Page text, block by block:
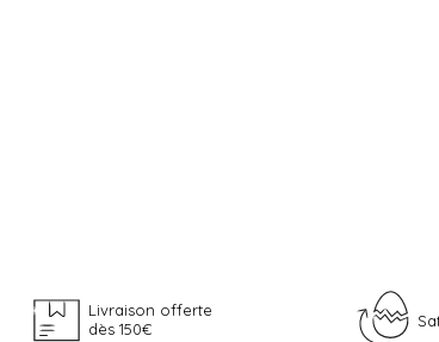
Livraison offerte
dès 150€